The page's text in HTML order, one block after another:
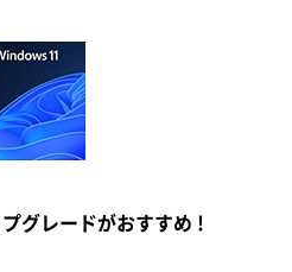
グレードがおすすめ !